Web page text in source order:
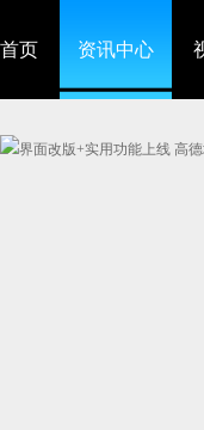
首页 资讯中心